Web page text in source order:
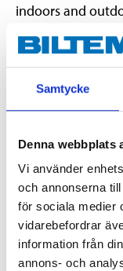
Samtycke
Denna webbplats
Vi använder
och annonserna
för sociala medier
vidarebefordrar
information från
annons- och
indoors and
Technical
Height
Volume
Colour